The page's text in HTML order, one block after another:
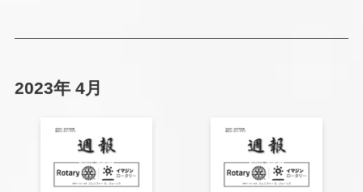
2023年 4月